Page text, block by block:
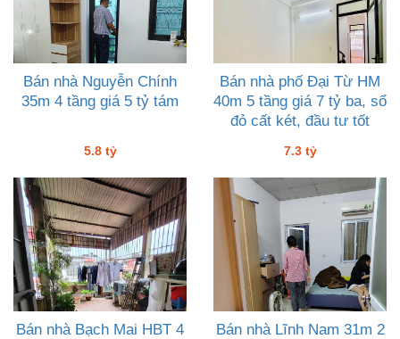
videos
Tìm
kiếm
Đăng
Bán nhà Nguyễn Chính
35m 4 tầng giá 5 tỷ tám
5.8 tỷ
Bán nhà phố Đại Từ HM
40m 5 tầng giá 7 tỷ ba, sổ
đỏ cất két, đầu tư tốt
7.3 tỷ
Bán nhà Bạch Mai HBT 4
Bán nhà Lĩnh Nam 31m 2